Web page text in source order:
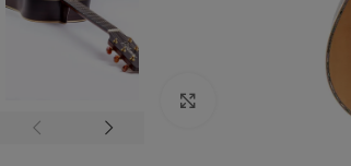
Zum vergrößern